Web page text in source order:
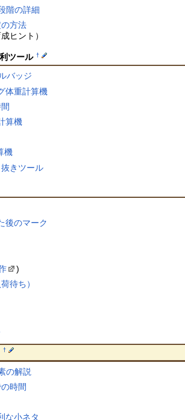
階の詳細
方法
ヒント）
ツール †
バッジ
体重計算機
算機
機
きツール
後のマーク
)
待ち）
†
の解説
時間
な小ネタ